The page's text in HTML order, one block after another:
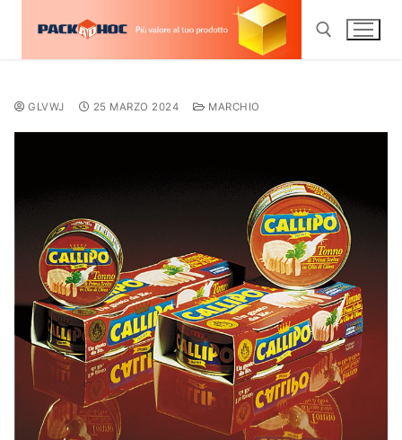
GLVWJ 25 MARZO 2024 MARCHIO